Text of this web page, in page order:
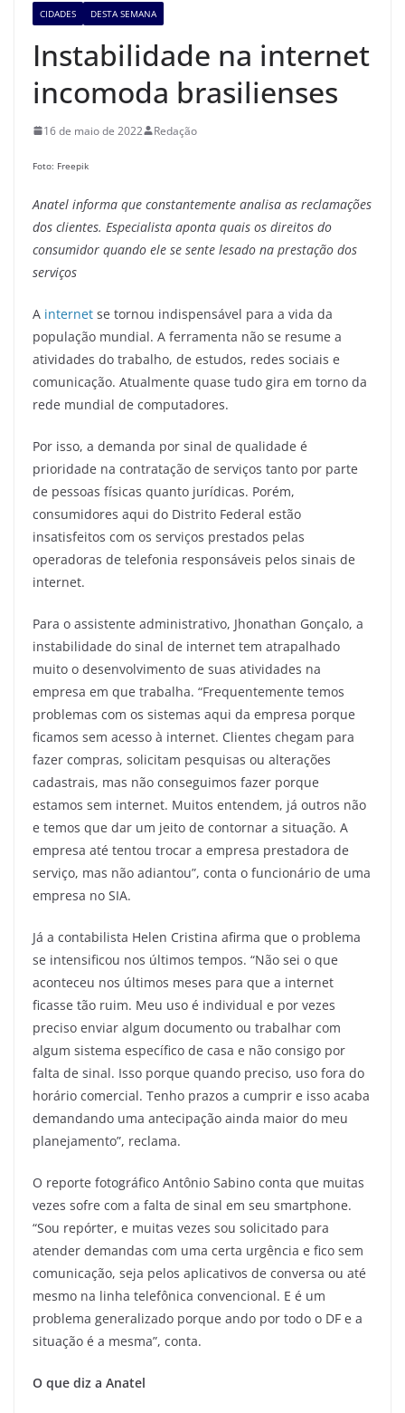
CIDADES DESTA SEMANA
Instabilidade na internet
incomoda brasilienses
16 de maio de 2022 Redação
Foto: Freepik
Anatel informa que constantemente analisa as reclamações
dos clientes. Especialista aponta quais os direitos do
consumidor quando ele se sente lesado na prestação dos
serviços
A internet se tornou indispensável para a vida da
população mundial. A ferramenta não se resume a
atividades do trabalho, de estudos, redes sociais e
comunicação. Atualmente quase tudo gira em torno da
rede mundial de computadores.
Por isso, a demanda por sinal de qualidade é
prioridade na contratação de serviços tanto por parte
de pessoas físicas quanto jurídicas. Porém,
consumidores aqui do Distrito Federal estão
insatisfeitos com os serviços prestados pelas
operadoras de telefonia responsáveis pelos sinais de
internet.
Para o assistente administrativo, Jhonathan Gonçalo, a
instabilidade do sinal de internet tem atrapalhado
muito o desenvolvimento de suas atividades na
empresa em que trabalha. “Frequentemente temos
problemas com os sistemas aqui da empresa porque
ficamos sem acesso à internet. Clientes chegam para
fazer compras, solicitam pesquisas ou alterações
cadastrais, mas não conseguimos fazer porque
estamos sem internet. Muitos entendem, já outros não
e temos que dar um jeito de contornar a situação. A
empresa até tentou trocar a empresa prestadora de
serviço, mas não adiantou”, conta o funcionário de uma
empresa no SIA.
Já a contabilista Helen Cristina afirma que o problema
se intensificou nos últimos tempos. “Não sei o que
aconteceu nos últimos meses para que a internet
ficasse tão ruim. Meu uso é individual e por vezes
preciso enviar algum documento ou trabalhar com
algum sistema específico de casa e não consigo por
falta de sinal. Isso porque quando preciso, uso fora do
horário comercial. Tenho prazos a cumprir e isso acaba
demandando uma antecipação ainda maior do meu
planejamento”, reclama.
O reporte fotográfico Antônio Sabino conta que muitas
vezes sofre com a falta de sinal em seu smartphone.
“Sou repórter, e muitas vezes sou solicitado para
atender demandas com uma certa urgência e fico sem
comunicação, seja pelos aplicativos de conversa ou até
mesmo na linha telefônica convencional. E é um
problema generalizado porque ando por todo o DF e a
situação é a mesma”, conta.
O que diz a Anatel